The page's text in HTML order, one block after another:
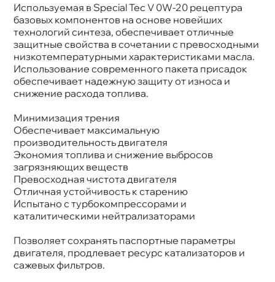
Используемая в Special Tec V 0W-20 рецептура
азовых компонентов на основе новейших
технологий синтеза, обеспечивает отличные
защитные свойства в сочетании с превосходными
низкотемпературными характеристиками масла.
Использование современного пакета присадок
обеспечивает надежную защиту от износа и
снижение расхода топлива.
Минимизация трения
Обеспечивает максимальную
производительность двигателя
Экономия топлива и снижение выбросо
загрязняющих вещест
Превосходная чистота двигателя
Отличная устойчивость к старению
Испытано с турбокомпрессорами и
каталитическими нейтрализаторами
Позволяет сохранять паспортные параметры
двигателя, продлевает ресурс катализаторов и
сажевых фильтров.